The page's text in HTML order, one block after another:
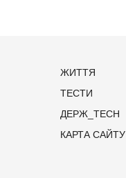
ЖИТТЯ
ТЕСТИ
ДЕРЖ_TECH
КАРТА САЙТУ